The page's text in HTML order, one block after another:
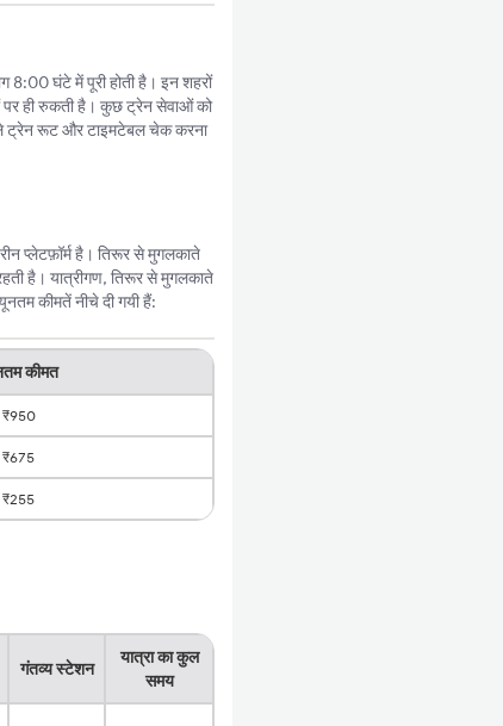
8:00 घंटे में पूरी होती है। इन शहरों
ही रुकती है। कुछ ट्रेन सेवाओं को
ट्रेन रूट और टाइमटेबल चेक करना
प्लेटफ़ॉर्म है। तिरूर से मुगलकाते
है। यात्रीगण, तिरूर से मुगलकाते
कीमतें नीचे दी गयी हैं:
कीमत
₹950
₹675
₹255
गंतव्य स्टेशन
यात्रा का कुल
समय